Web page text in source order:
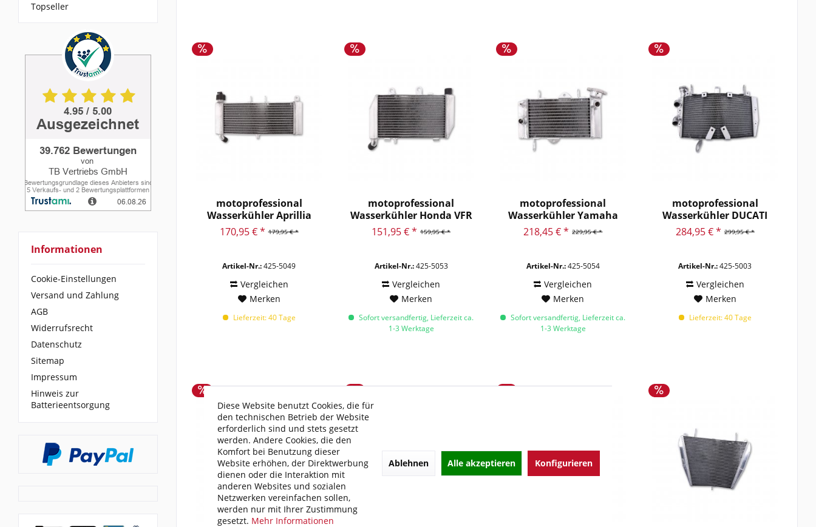
Topseller
Informationen
Cookie-Einstellungen
Versand und Zahlung
AGB
Widerrufsrecht
Datenschutz
Sitemap
Impressum
Hinweis zur
Batterieentsorgung
motoprofessional
Wasserkühler Aprillia
RS125...179,95 € *
170,95 € *
Artikel-Nr.:425-5049
Vergleichen
Merken
Lieferzeit: 40 Tage
motoprofessional
Wasserkühler Honda VFR
800,...159,95 € *
151,95 € *
Artikel-Nr.:425-5053
Vergleichen
Merken
Sofort versandfertig, Lieferzeit ca.
1-3 Werktage
motoprofessional
Wasserkühler Yamaha
MT125,...229,95 € *
218,45 € *
Artikel-Nr.:425-5054
Vergleichen
Merken
Sofort versandfertig, Lieferzeit ca.
1-3 Werktage
motoprofessional
Wasserkühler DUCATI
Monster...299,95 € *
284,95 € *
Artikel-Nr.:425-5003
Vergleichen
Merken
Lieferzeit: 40 Tage
Diese Website benutzt Cookies, die für
den technischen Betrieb der Website
erforderlich sind und stets gesetzt
werden. Andere Cookies, die den
Komfort bei Benutzung dieser
Website erhöhen, der Direktwerbung
dienen oder die Interaktion mit
anderen Websites und sozialen
Netzwerken vereinfachen sollen,
werden nur mit Ihrer Zustimmung
gesetzt. Mehr Informationen
Ablehnen Alle akzeptieren Konfigurieren